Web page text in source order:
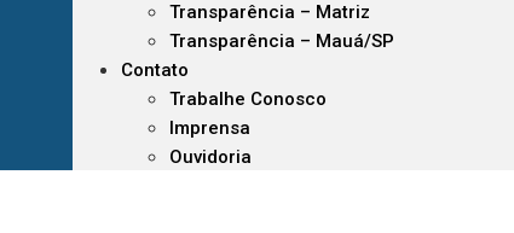
Transparência – Matriz
Transparência – Mauá/SP
Contato
Trabalhe Conosco
Imprensa
Ouvidoria